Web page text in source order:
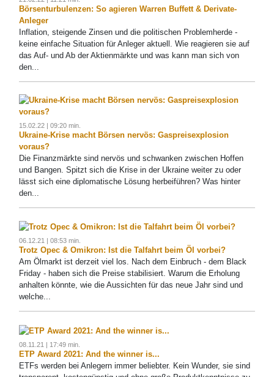
Börsenturbulenzen: So agieren Warren Buffett & Derivate-
Anleger
Inflation, steigende Zinsen und die politischen Problemherde -
keine einfache Situation für Anleger aktuell. Wie reagieren sie auf
das Auf- und Ab der Aktienmärkte und was kann man sich von
den...
15.02.22 | 09:20 min.
Ukraine-Krise macht Börsen nervös: Gaspreisexplosion
voraus?
Die Finanzmärkte sind nervös und schwanken zwischen Hoffen
und Bangen. Spitzt sich die Krise in der Ukraine weiter zu oder
lässt sich eine diplomatische Lösung herbeiführen? Was hinter
den...
06.12.21 | 08:53 min.
Trotz Opec & Omikron: Ist die Talfahrt beim Öl vorbei?
Am Ölmarkt ist derzeit viel los. Nach dem Einbruch - dem Black
Friday - haben sich die Preise stabilisiert. Warum die Erholung
anhalten könnte, wie die Aussichten für das neue Jahr sind und
welche...
08.11.21 | 17:49 min.
ETP Award 2021: And the winner is...
ETFs werden bei Anlegern immer beliebter. Kein Wunder, sie sind